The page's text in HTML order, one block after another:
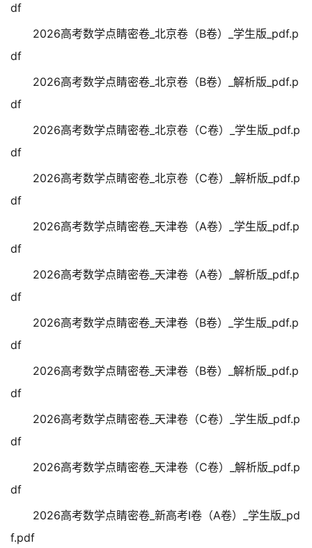
df
2026高考数学点睛密卷_北京卷（B卷）_学生版_pdf.p
df
2026高考数学点睛密卷_北京卷（B卷）_解析版_pdf.p
df
2026高考数学点睛密卷_北京卷（C卷）_学生版_pdf.p
df
2026高考数学点睛密卷_北京卷（C卷）_解析版_pdf.p
df
2026高考数学点睛密卷_天津卷（A卷）_学生版_pdf.p
df
2026高考数学点睛密卷_天津卷（A卷）_解析版_pdf.p
df
2026高考数学点睛密卷_天津卷（B卷）_学生版_pdf.p
df
2026高考数学点睛密卷_天津卷（B卷）_解析版_pdf.p
df
2026高考数学点睛密卷_天津卷（C卷）_学生版_pdf.p
df
2026高考数学点睛密卷_天津卷（C卷）_解析版_pdf.p
df
2026高考数学点睛密卷_新高考Ⅰ卷（A卷）_学生版_pd
f.pdf